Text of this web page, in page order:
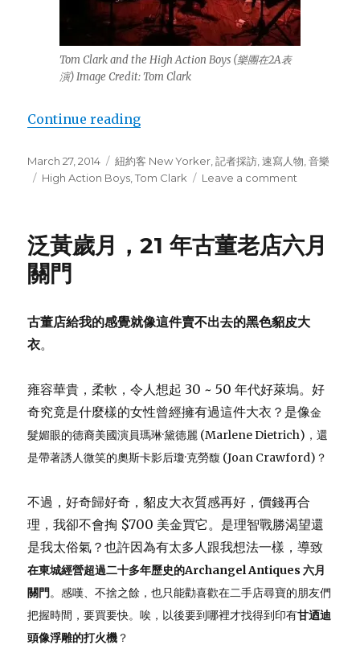
Tom Clark and the High Action Boys (樂團在2A表
演) Image Credit: Tom Clark
Continue reading
Posted
on
March 27, 2014 Categories
紐約客 New Yorker,記者採訪,速寫人物,音樂
Tags
High Action Boys,Tom Clark Leave a comment
雞
Tom
Clark
泛黃歲月，21 年古董老店六月
關門
古董店給我的感覺就像這件賣不出去的黑色貂皮大
衣。
雍容華貴，柔軟，令人想起 30 ~ 50 年代好萊塢。好
奇究竟是什麼樣的女性曾經擁有過這件大衣？是像金
髮媚眼的德裔美國演員瑪琳·黛德麗 (Marlene Dietrich)，還
是帶著誘人微笑的奧斯卡影后瓊·克勞馥 (Joan Crawford)？
不過，好奇歸好奇，貂皮大衣質感再好，價錢再合
理，我卻不會掏 $700 美金買它。是理智戰勝渴望還
是我太俗氣？也許因為有太多人跟我想法一樣，導致
在東城經營超過二十多年歷史的Archangel Antiques六月
關門。感嘆、不捨之餘，也只能勸喜歡在二手店尋寶的朋友們
把握時間，要買要快。唉，以後要到哪裡才找得到印有甘迺迪
頭像浮雕的打火機 ？